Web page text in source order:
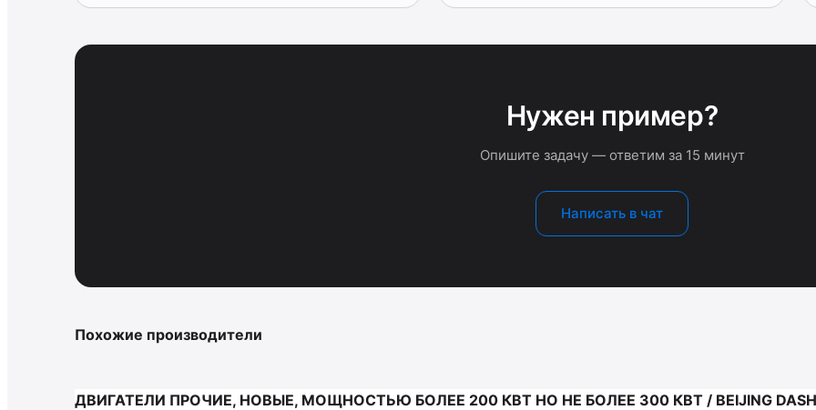
Нужен пример?
Опишите задачу — ответим за 15 минут
Написать в чат
Похожие производители
ДВИГАТЕЛИ ПРОЧИЕ, НОВЫЕ, МОЩНОСТЬЮ БОЛЕЕ 200 КВТ НО НЕ БОЛЕЕ 300 КВТ / BEIJING